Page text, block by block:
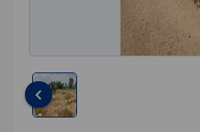
keyboard_arrow_left